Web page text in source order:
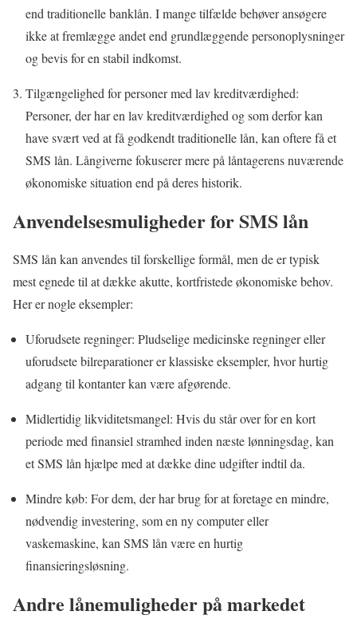
end traditionelle banklån. I mange tilfælde behøver ansøgere
ikke at fremlægge andet end grundlæggende personoplysninger
og bevis for en stabil indkomst.
Tilgængelighed for personer med lav kreditværdighed:
Personer, der har en lav kreditværdighed og som derfor kan
have svært ved at få godkendt traditionelle lån, kan oftere få et
SMS lån. Långiverne fokuserer mere på låntagerens nuværende
økonomiske situation end på deres historik.
Anvendelsesmuligheder for SMS lån
SMS lån kan anvendes til forskellige formål, men de er typisk
mest egnede til at dække akutte, kortfristede økonomiske behov.
Her er nogle eksempler:
Uforudsete regninger: Pludselige medicinske regninger eller
uforudsete bilreparationer er klassiske eksempler, hvor hurtig
adgang til kontanter kan være afgørende.
Midlertidig likviditetsmangel: Hvis du står over for en kort
periode med finansiel stramhed inden næste lønningsdag, kan
et SMS lån hjælpe med at dække dine udgifter indtil da.
Mindre køb: For dem, der har brug for at foretage en mindre,
nødvendig investering, som en ny computer eller
vaskemaskine, kan SMS lån være en hurtig
finansieringsløsning.
Andre lånemuligheder på markedet